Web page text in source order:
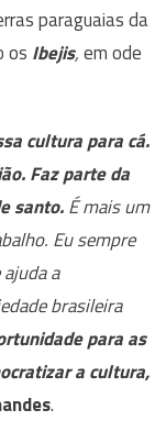
paraguaias da
os Ibejis,em ode
cultura para cá.
Faz parte da
santo.É mais um
Eu sempre
a
brasileira
para as
a cultura,
.